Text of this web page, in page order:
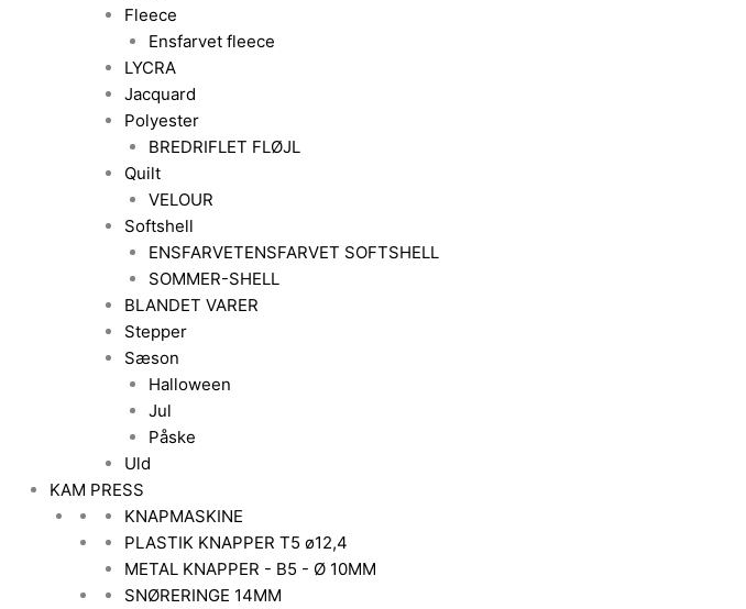
Fleece
Ensfarvet fleece
LYCRA
Jacquard
Polyester
BREDRIFLET FLØJL
Quilt
VELOUR
Softshell
ENSFARVETENSFARVET SOFTSHELL
SOMMER-SHELL
BLANDET VARER
Stepper
Sæson
Halloween
Jul
Påske
Uld
KAM PRESS
KNAPMASKINE
PLASTIK KNAPPER T5 ø12,4
METAL KNAPPER - B5 - Ø 10MM
SNØRERINGE 14MM